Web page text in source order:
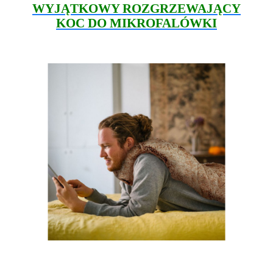
WYJĄTKOWY ROZGRZEWAJĄCY
KOC DO MIKROFALÓWKI